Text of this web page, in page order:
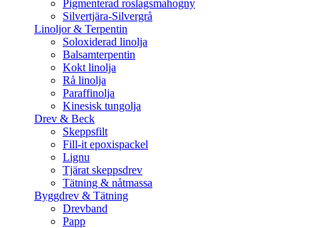
Pigmenterad roslagsmahogny
Silvertjära-Silvergrå
Linoljor & Terpentin
Soloxiderad linolja
Balsamterpentin
Kokt linolja
Rå linolja
Paraffinolja
Kinesisk tungolja
Drev & Beck
Skeppsfilt
Fill-it epoxispackel
Lignu
Tjärat skeppsdrev
Tätning & nåtmassa
Byggdrev & Tätning
Drevband
Papp